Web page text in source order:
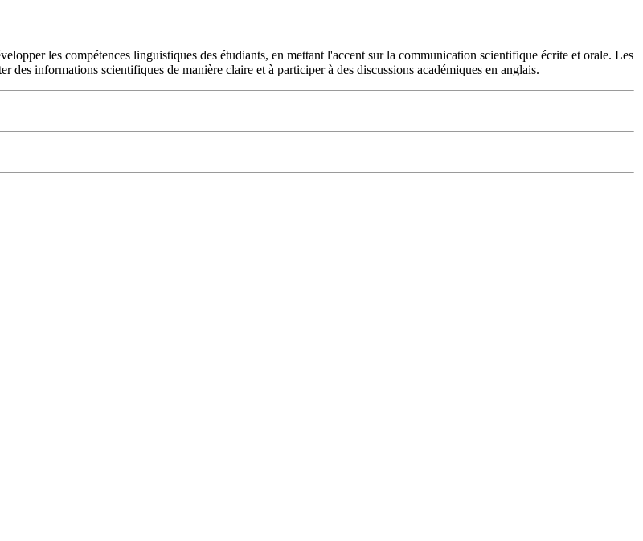
les compétences linguistiques des étudiants, en mettant l'accent sur la communication scientifique écrite et orale. Les
des informations scientifiques de manière claire et à participer à des discussions académiques en anglais.